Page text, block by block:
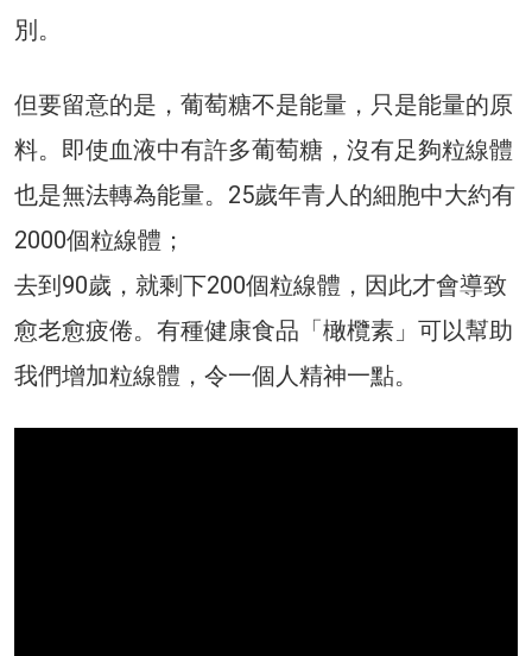
別。
但要留意的是，葡萄糖不是能量，只是能量的原
料。即使血液中有許多葡萄糖，沒有足夠粒線體
也是無法轉為能量。25歲年青人的細胞中大約有
2000個粒線體；
去到90歲，就剩下200個粒線體，因此才會導致
愈老愈疲倦。有種健康食品「橄欖素」可以幫助
我們增加粒線體，令一個人精神一點。